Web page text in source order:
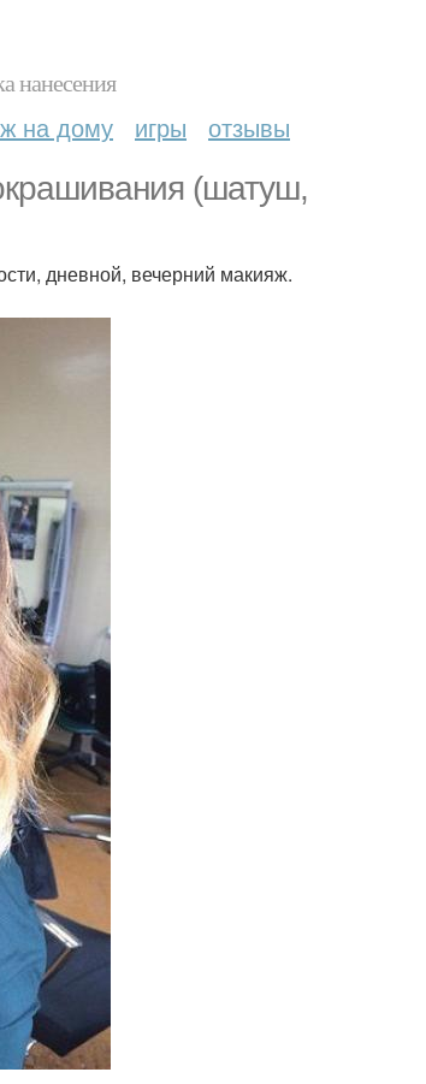
нанесения
на дому игры отзывы
(шатуш,
дневной, вечерний макияж.